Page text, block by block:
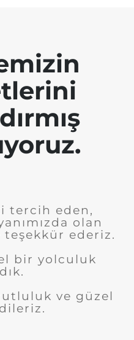
tercih eden,
olan
ederiz.
bir yolculuk
ve güzel